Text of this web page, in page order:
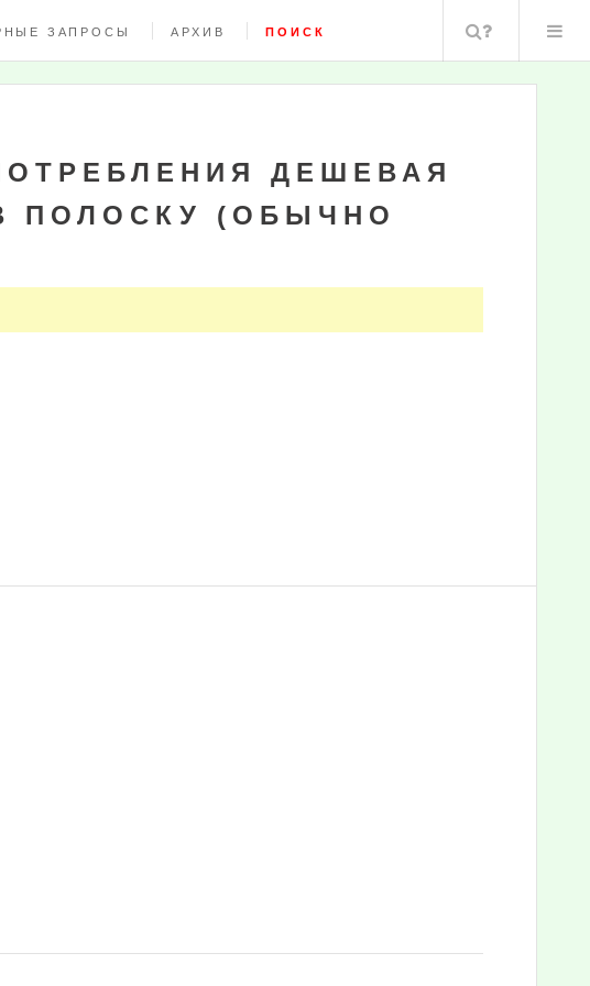
ЗАПРОСЫ АРХИВ ПОИСК Поиск
ДЕШЕВАЯ
ПОЛОСКУ (ОБЫЧНО